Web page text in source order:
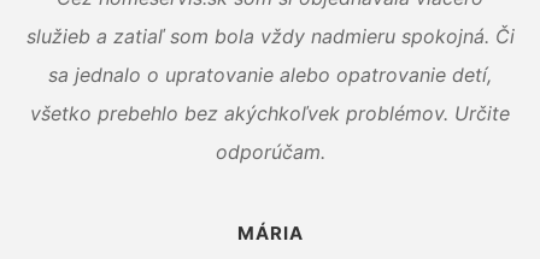
služieb a zatiaľ som bola vždy nadmieru spokojná. Či
sa jednalo o upratovanie alebo opatrovanie detí,
všetko prebehlo bez akýchkoľvek problémov. Určite
odporúčam.
MÁRIA